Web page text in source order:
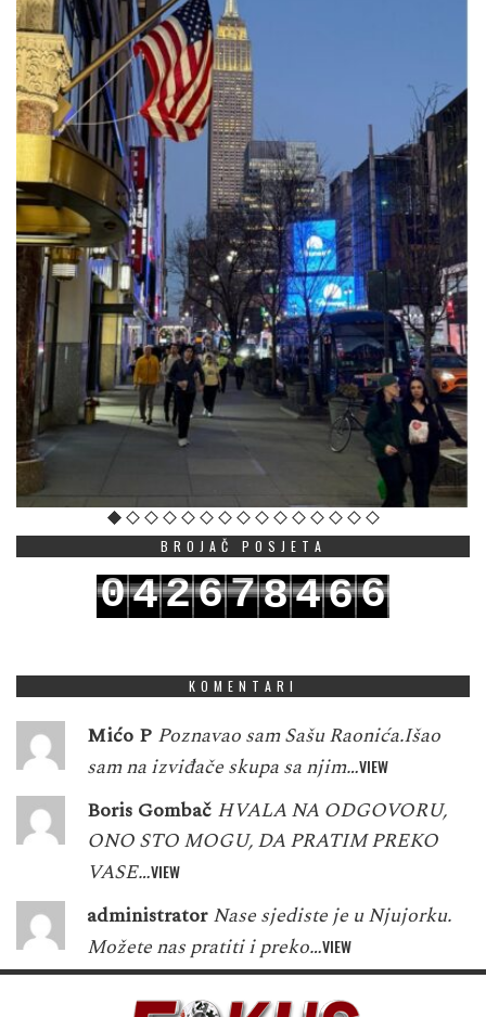
BROJAČ POSJETA
042678466
KOMENTARI
Mićo P Poznavao sam Sašu Raonića.Išao
sam na izviđače skupa sa njim…VIEW
Boris Gombač HVALA NA ODGOVORU,
ONO STO MOGU, DA PRATIM PREKO
VASE…VIEW
administrator Nase sjediste je u Njujorku.
Možete nas pratiti i preko…VIEW